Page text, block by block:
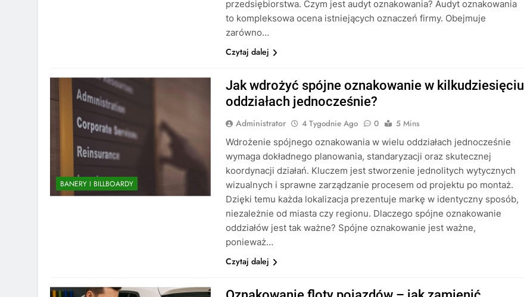
przedsiębiorstwa. Czym jest audyt oznakowania? Audyt oznakowania
to kompleksowa ocena istniejących oznaczeń firmy. Obejmuje
zarówno…
Czytaj dalej
BANERY I BILLBOARDY
Jak wdrożyć spójne oznakowanie w kilkudziesięciu
oddziałach jednocześnie?
Administrator 4 Tygodnie Ago 0
5 Mins
Wdrożenie spójnego oznakowania w wielu oddziałach jednocześnie
wymaga dokładnego planowania, standaryzacji oraz skutecznej
koordynacji działań. Kluczem jest stworzenie jednolitych wytycznych
wizualnych i sprawne zarządzanie procesem od projektu po montaż.
Dzięki temu każda lokalizacja prezentuje markę w identyczny sposób,
niezależnie od miasta czy regionu. Dlaczego spójne oznakowanie
oddziałów jest tak ważne? Spójne oznakowanie jest ważne,
ponieważ…
Czytaj dalej